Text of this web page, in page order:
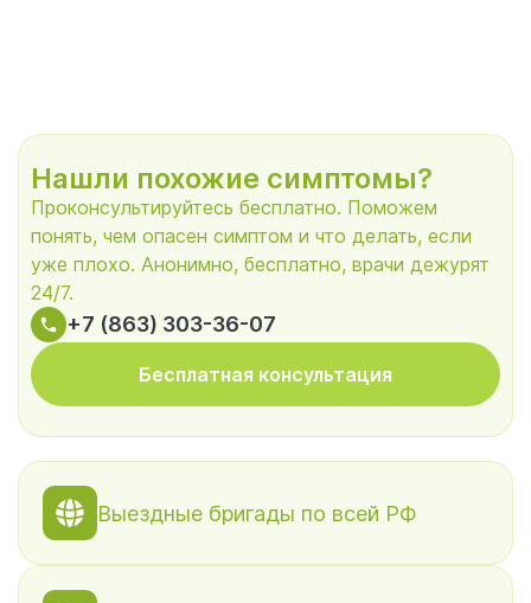
Нашли похожие симптомы?
Проконсультируйтесь бесплатно. Поможем
понять, чем опасен симптом и что делать, если
уже плохо. Анонимно, бесплатно, врачи дежурят
24/7.
+7 (863) 303-36-07
Бесплатная консультация
Выездные бригады по всей РФ